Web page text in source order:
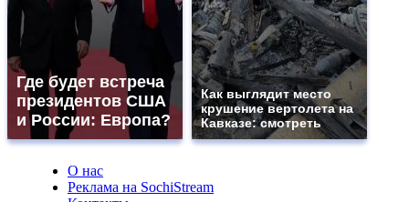
Где будет встреча
президентов США
и России: Европа?
Как выглядит место
крушение вертолета на
Кавказе: смотреть
О нас
Реклама на SochiStream